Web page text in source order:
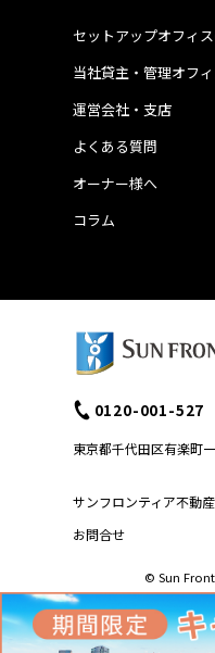
運営会社・支店
よくある質問
当社貸主・管理オフ
オーナー様へ
コラム
セットアップオフィ
サンフロンティア不動
お問合せ
0120-001-527
東京都千代田区有楽町
© Sun